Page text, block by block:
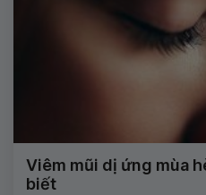
Viêm mũi dị ứng mùa
biết